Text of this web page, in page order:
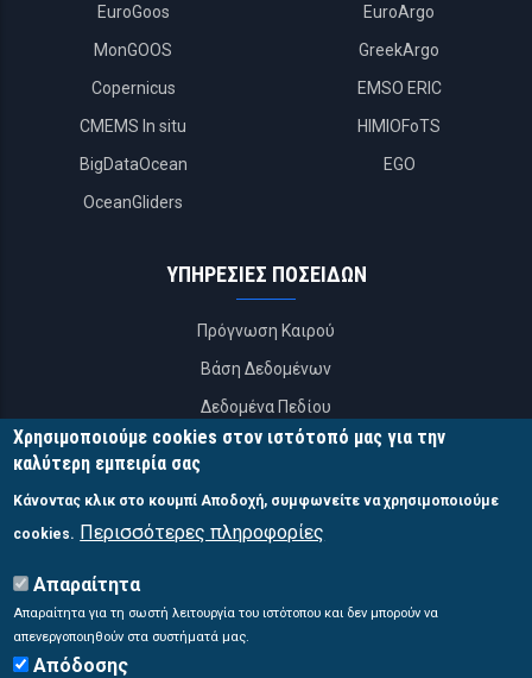
EuroGoos
MonGOOS
Copernicus
CMEMS In situ
BigDataOcean
OceanGliders
EuroArgo
GreekArgo
EMSO ERIC
HIMIOFoTS
EGO
ΥΠΗΡΕΣΙΕΣ ΠΟΣΕΙΔΩΝ
Πρόγνωση Καιρού
Βάση Δεδομένων
Δεδομένα Πεδίου
APIs
ΕΠΙΚΟΙΝΩΝΙΑ
46,7 χλμ. Λεωφόρος Αθηνών Σουνίου
Ανάβυσσος, Αττική, Τ.Κ. 19013 Ελλάδα.
Χρησιμοποιούμε cookies στον ιστότοπό μας για την
καλύτερη εμπειρία σας
Κάνοντας κλικ στο κουμπί Αποδοχή, συμφωνείτε να χρησιμοποιούμε
cookies. Περισσότερες πληροφορίες
Απαραίτητα
Απαραίτητα για τη σωστή λειτουργία του ιστότοπου και δεν μπορούν να
απενεργοποιηθούν στα συστήματά μας.
Απόδοσης